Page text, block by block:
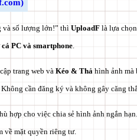
và số lượng lớn!” thì UploadF là lựa
PC và smartphone.
trang web và Kéo & Thả hình ảnh mà
Không cần đăng ký và không gây căng
hợp cho việc chia sẻ hình ảnh ngắn
về mặt quyền riêng tư.